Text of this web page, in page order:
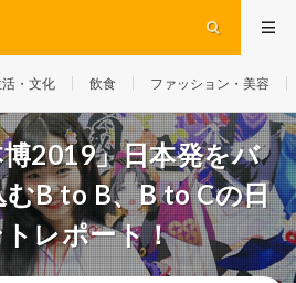
・文化 飲食 ファッション・美容
2019」日本発をバ
B to B、B to Cの日
レポート！